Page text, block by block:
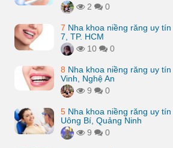
2
0
7 Nha khoa niềng răng uy
7, TP. HCM
10
0
8 Nha khoa niềng răng uy
Vinh, Nghệ An
9
0
5 Nha khoa niềng răng uy
Uông Bí, Quảng Ninh
9
0